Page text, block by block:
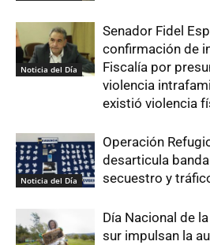
Noticia del Día
Senador Fidel
confirmación de
Fiscalía por
violencia
existió violencia
Noticia del Día
Operación
desarticula
secuestro y
Día Nacional de
sur impulsan la